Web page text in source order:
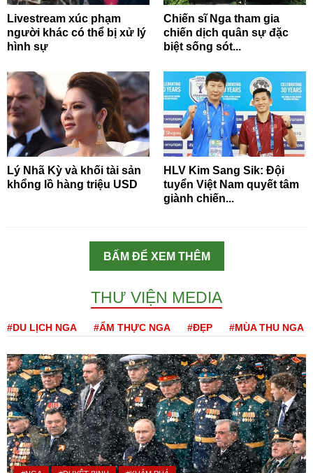
Livestream xúc phạm
người khác có thể bị xử lý
hình sự
Chiến sĩ Nga tham gia
chiến dịch quân sự đặc
biệt sống sót...
Lý Nhã Kỳ và khối tài sản
khổng lồ hàng triệu USD
HLV Kim Sang Sik: Đội
tuyển Việt Nam quyết tâm
giành chiến...
BẤM ĐỂ XEM THÊM
THƯ VIỆN MEDIA
#DU LỊCH NGA #ẨM THỰC NGA #ĐẸP #MÙA THU NGA